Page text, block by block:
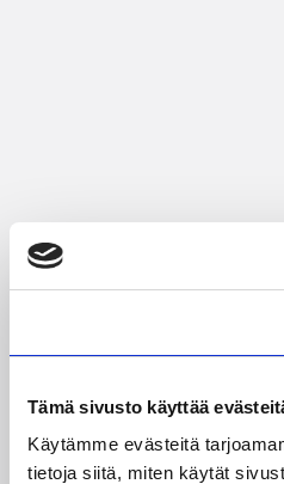
Tämä sivusto käyttää
Käytämme evästeitä
tietoja siitä, miten käytät